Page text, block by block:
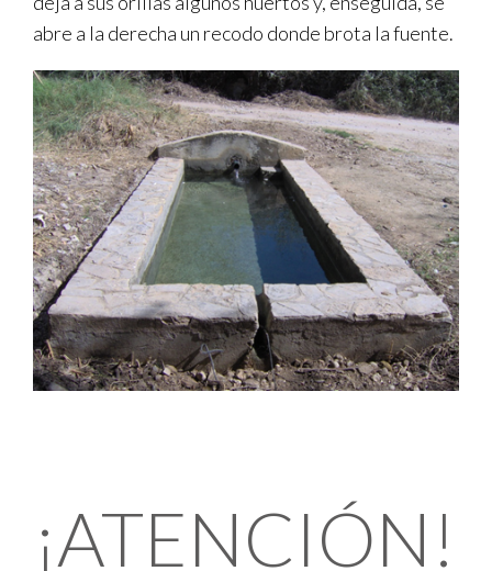
abre a la derecha un recodo donde brota la fuente.
¡ATENCIÓN!